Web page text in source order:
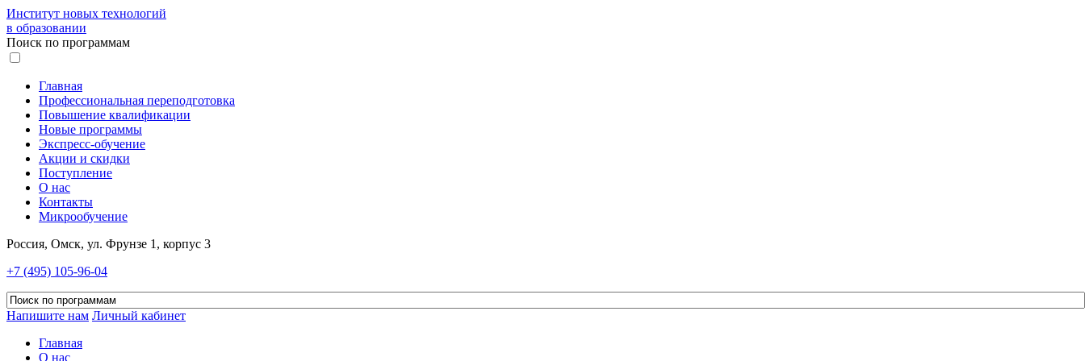
Институт новых технологий
в образовании
Поиск по программам
Главная
Профессиональная переподготовка
Повышение квалификации
Новые программы
Экспресс-обучение
Акции и скидки
Поступление
О нас
Контакты
Микрообучение
Россия, Омск, ул. Фрунзе 1, корпус 3
+7 (495) 105-96-04
Напишите нам Личный кабинет
Главная
О нас